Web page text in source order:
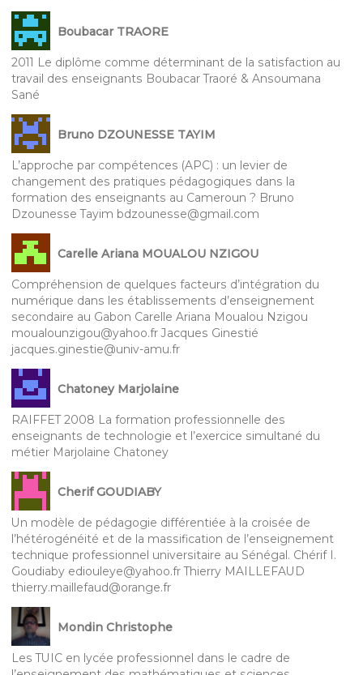
Boubacar TRAORE
2011 Le diplôme comme déterminant de la satisfaction au
travail des enseignants Boubacar Traoré & Ansoumana
Sané
Bruno DZOUNESSE TAYIM
L’approche par compétences (APC) : un levier de
changement des pratiques pédagogiques dans la
formation des enseignants au Cameroun ? Bruno
Dzounesse Tayim bdzounesse@gmail.com
Carelle Ariana MOUALOU NZIGOU
Compréhension de quelques facteurs d’intégration du
numérique dans les établissements d’enseignement
secondaire au Gabon Carelle Ariana Moualou Nzigou
moualounzigou@yahoo.fr Jacques Ginestié
jacques.ginestie@univ-amu.fr
Chatoney Marjolaine
RAIFFET 2008 La formation professionnelle des
enseignants de technologie et l’exercice simultané du
métier Marjolaine Chatoney
Cherif GOUDIABY
Un modèle de pédagogie différentiée à la croisée de
l’hétérogénéité et de la massification de l’enseignement
technique professionnel universitaire au Sénégal. Chérif I.
Goudiaby ediouleye@yahoo.fr Thierry MAILLEFAUD
thierry.maillefaud@orange.fr
Mondin Christophe
Les TUIC en lycée professionnel dans le cadre de